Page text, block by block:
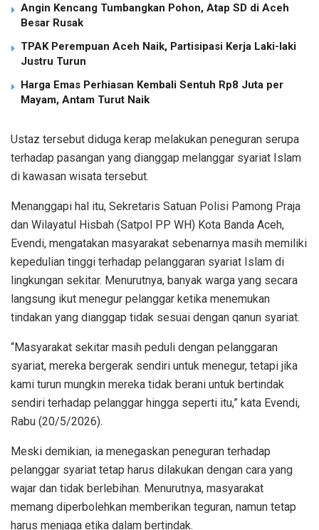
Angin Kencang Tumbangkan Pohon, Atap SD di Aceh
Besar Rusak
TPAK Perempuan Aceh Naik, Partisipasi Kerja Laki-laki
Justru Turun
Harga Emas Perhiasan Kembali Sentuh Rp8 Juta per
Mayam, Antam Turut Naik
Ustaz tersebut diduga kerap melakukan peneguran serupa
terhadap pasangan yang dianggap melanggar syariat Islam
di kawasan wisata tersebut.
Menanggapi hal itu, Sekretaris Satuan Polisi Pamong Praja
dan Wilayatul Hisbah (Satpol PP WH) Kota Banda Aceh,
Evendi, mengatakan masyarakat sebenarnya masih memiliki
kepedulian tinggi terhadap pelanggaran syariat Islam di
lingkungan sekitar. Menurutnya, banyak warga yang secara
langsung ikut menegur pelanggar ketika menemukan
tindakan yang dianggap tidak sesuai dengan qanun syariat.
“Masyarakat sekitar masih peduli dengan pelanggaran
syariat, mereka bergerak sendiri untuk menegur, tetapi jika
kami turun mungkin mereka tidak berani untuk bertindak
sendiri terhadap pelanggar hingga seperti itu,” kata Evendi,
Rabu (20/5/2026).
Meski demikian, ia menegaskan peneguran terhadap
pelanggar syariat tetap harus dilakukan dengan cara yang
wajar dan tidak berlebihan. Menurutnya, masyarakat
memang diperbolehkan memberikan teguran, namun tetap
harus menjaga etika dalam bertindak.